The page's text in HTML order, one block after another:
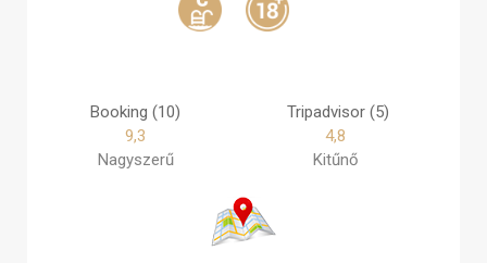
Booking (10)
9,3
Nagyszerű
Tripadvisor (5)
4,8
Kitűnő